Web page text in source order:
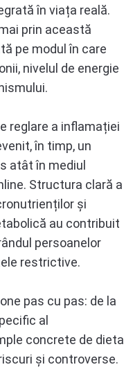
în viața reală.
prin această
pe modul în care
nivelul de energie
reglare a inflamației
în timp, un
atât în mediul
Structura clară a
și
au contribuit
persoanelor
restrictive.
pas cu pas: de la
al
concrete de dieta
și controverse.